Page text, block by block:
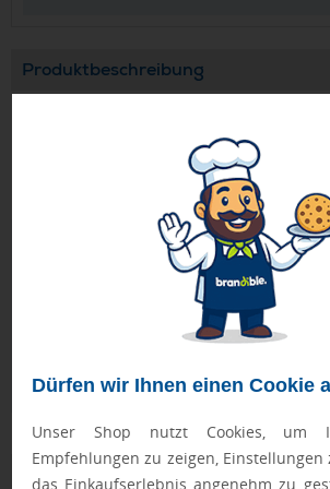
Dürfen wir Ihnen einen Cookie
Unser Shop nutzt Cookies, um
Empfehlungen zu zeigen,
das Einkaufserlebnis angenehm zu
Produktbeschreibung
mit individueller Form und vollfarbiger
Geprüft von Ewa
Nur Produkte, die unseren
schaffen es in den Shop.
Mehr erfahren
Qualitätssicherung
Zusatzinformation